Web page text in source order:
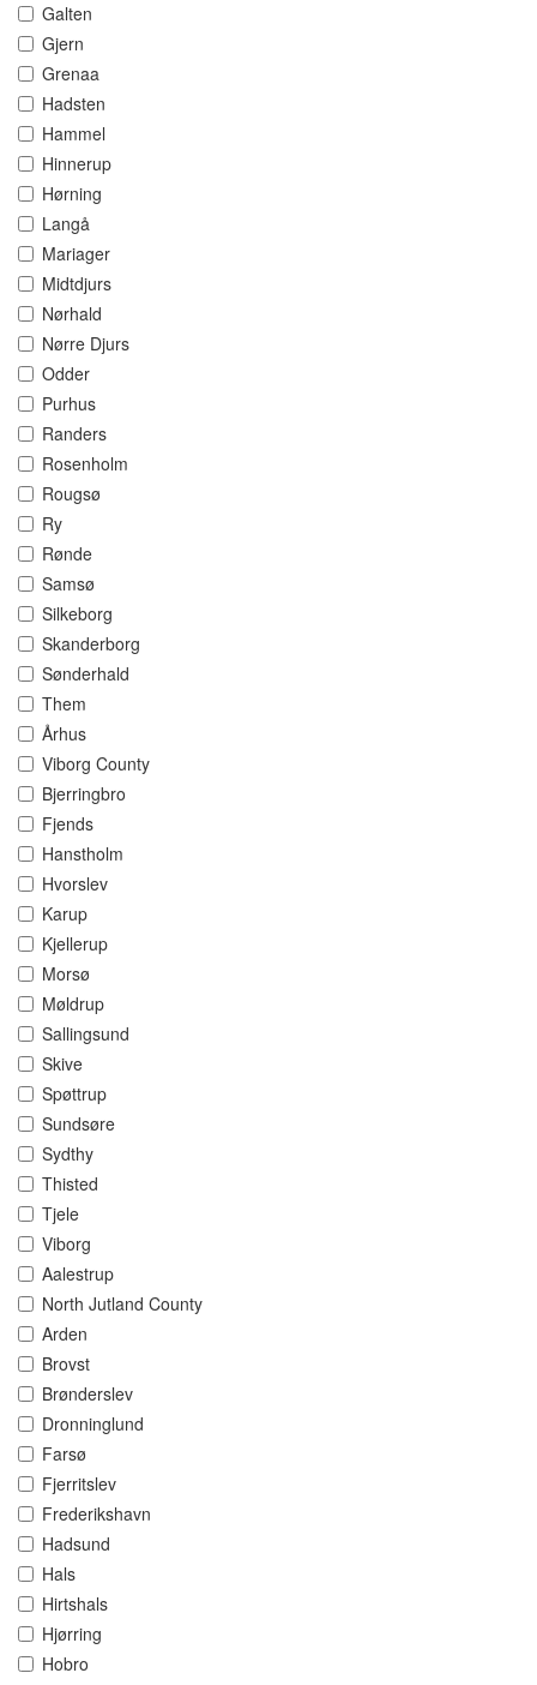
Galten
Gjern
Grenaa
Hadsten
Hammel
Hinnerup
Hørning
Langå
Mariager
Midtdjurs
Nørhald
Nørre Djurs
Odder
Purhus
Randers
Rosenholm
Rougsø
Ry
Rønde
Samsø
Silkeborg
Skanderborg
Sønderhald
Them
Århus
Viborg County
Bjerringbro
Fjends
Hanstholm
Hvorslev
Karup
Kjellerup
Morsø
Møldrup
Sallingsund
Skive
Spøttrup
Sundsøre
Sydthy
Thisted
Tjele
Viborg
Aalestrup
North Jutland County
Arden
Brovst
Brønderslev
Dronninglund
Farsø
Fjerritslev
Frederikshavn
Hadsund
Hals
Hirtshals
Hjørring
Hobro